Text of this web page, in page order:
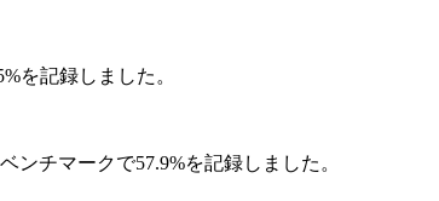
を記録しました。
ンチマークで57.9%を記録しました。